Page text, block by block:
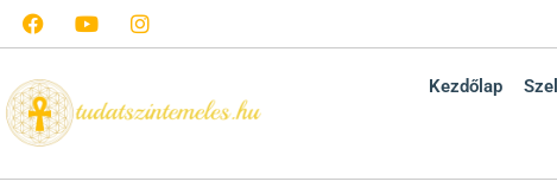
Kezdőlap